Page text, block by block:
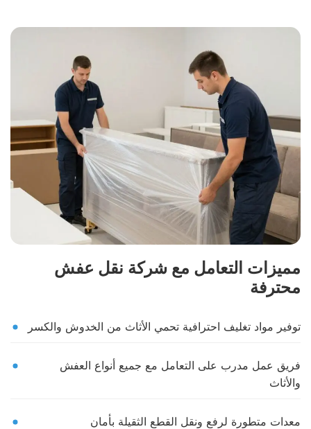
مميزات التعامل مع شركة نقل عفش
محترفة
توفير مواد تغليف احترافية تحمي الأثاث من الخدوش والكسر
فريق عمل مدرب على التعامل مع جميع أنواع العفش
والأثاث
معدات متطورة لرفع ونقل القطع الثقيلة بأمان